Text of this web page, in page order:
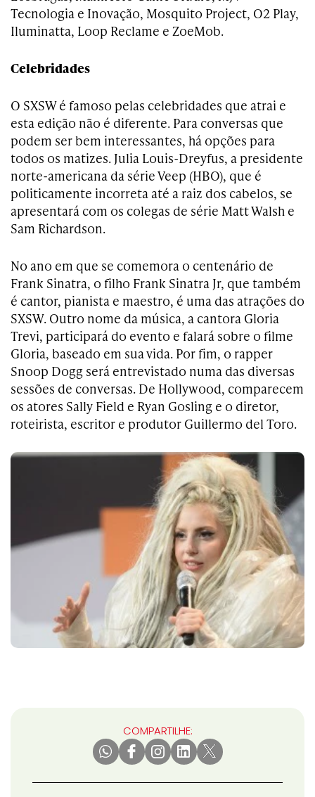
Tecnologia e Inovação, Mosquito Project, O2 Play,
Iluminatta, Loop Reclame e ZoeMob.
Celebridades
O SXSW é famoso pelas celebridades que atrai e
esta edição não é diferente. Para conversas que
podem ser bem interessantes, há opções para
todos os matizes. Julia Louis-Dreyfus, a presidente
norte-americana da série Veep (HBO), que é
politicamente incorreta até a raiz dos cabelos, se
apresentará com os colegas de série Matt Walsh e
Sam Richardson.
No ano em que se comemora o centenário de
Frank Sinatra, o filho Frank Sinatra Jr, que também
é cantor, pianista e maestro, é uma das atrações do
SXSW. Outro nome da música, a cantora Gloria
Trevi, participará do evento e falará sobre o filme
Gloria, baseado em sua vida. Por fim, o rapper
Snoop Dogg será entrevistado numa das diversas
sessões de conversas. De Hollywood, comparecem
os atores Sally Field e Ryan Gosling e o diretor,
roteirista, escritor e produtor Guillermo del Toro.
COMPARTILHE: